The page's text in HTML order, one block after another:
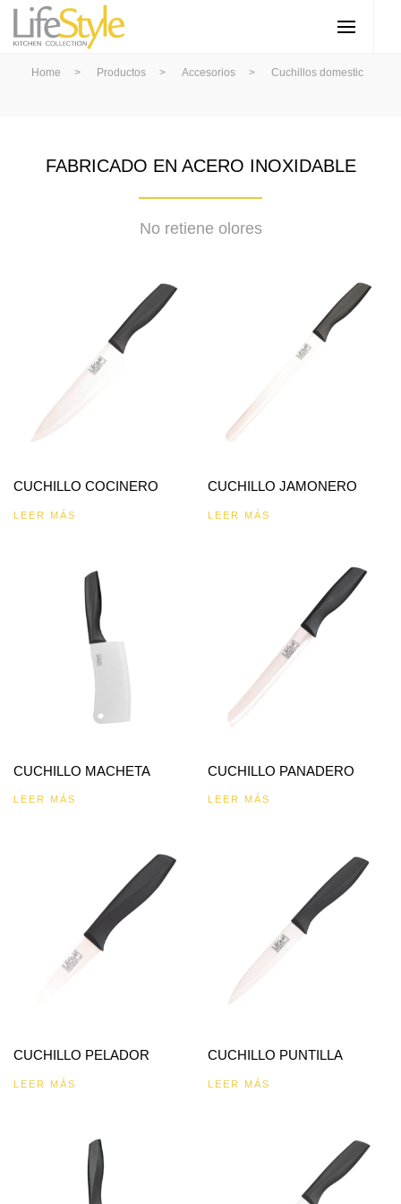
Home > Productos > Accesorios > Cuchillos domestic
FABRICADO EN ACERO INOXIDABLE
No retiene olores
CUCHILLO COCINERO
LEER MÁS
CUCHILLO JAMONERO
LEER MÁS
CUCHILLO MACHETA
LEER MÁS
CUCHILLO PANADERO
LEER MÁS
CUCHILLO PELADOR
LEER MÁS
CUCHILLO PUNTILLA
LEER MÁS